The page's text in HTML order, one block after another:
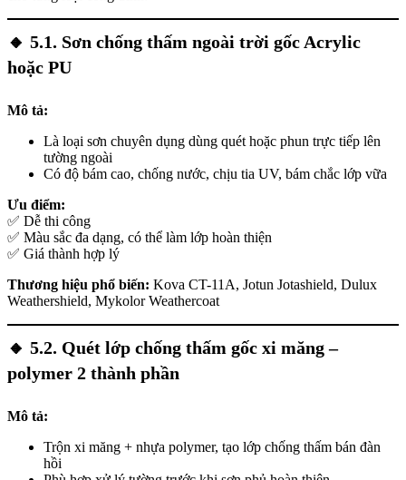
🔸 5.1. Sơn chống thấm ngoài trời gốc Acrylic
hoặc PU
Mô tả:
Là loại sơn chuyên dụng dùng quét hoặc phun trực tiếp lên
tường ngoài
Có độ bám cao, chống nước, chịu tia UV, bám chắc lớp vữa
Ưu điểm:
✅ Dễ thi công
✅ Màu sắc đa dạng, có thể làm lớp hoàn thiện
✅ Giá thành hợp lý
Thương hiệu phổ biến: Kova CT-11A, Jotun Jotashield, Dulux
Weathershield, Mykolor Weathercoat
🔸 5.2. Quét lớp chống thấm gốc xi măng –
polymer 2 thành phần
Mô tả:
Trộn xi măng + nhựa polymer, tạo lớp chống thấm bán đàn
hồi